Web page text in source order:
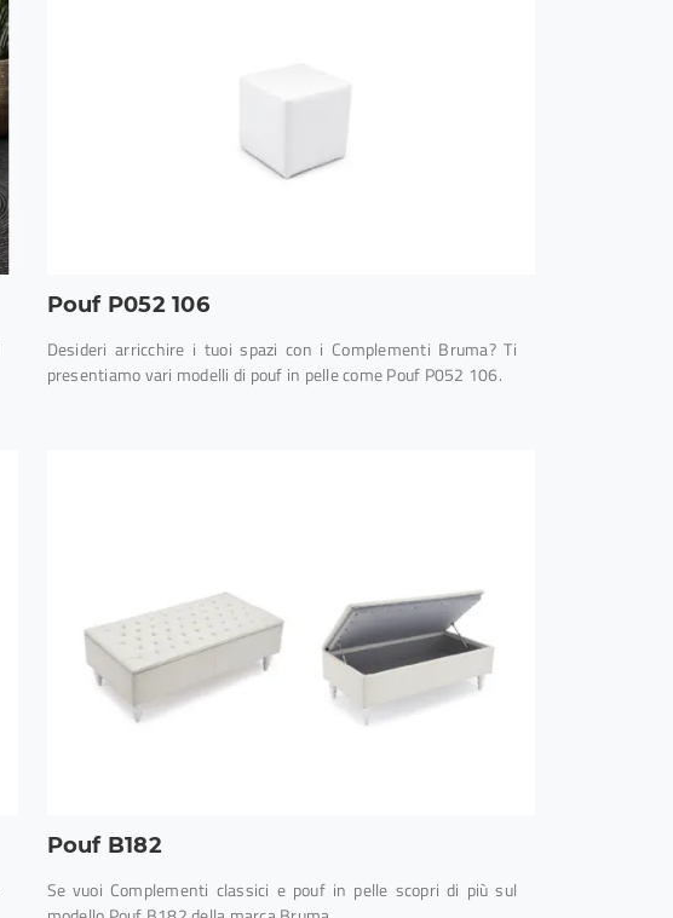
Pouf P052 106
Desideri arricchire i tuoi spazi con i Complementi Bruma? Ti
presentiamo vari modelli di pouf in pelle come Pouf P052 106.
Pouf B182
Se vuoi Complementi classici e pouf in pelle scopri di più sul